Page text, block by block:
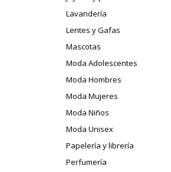
Lavandería
Lentes y Gafas
Mascotas
Moda Adolescentes
Moda Hombres
Moda Mujeres
Moda Niños
Moda Unisex
Papelería y librería
Perfumería